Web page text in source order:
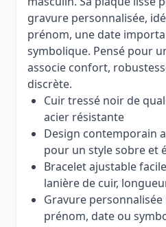
gravure personnalisée,
prénom, une date
symbolique. Pensé pour
associe confort,
discrète.
Cuir tressé noir de
acier résistante
Design contemporain
pour un style sobre et
Bracelet ajustable
lanière de cuir,
Gravure
prénom, date ou